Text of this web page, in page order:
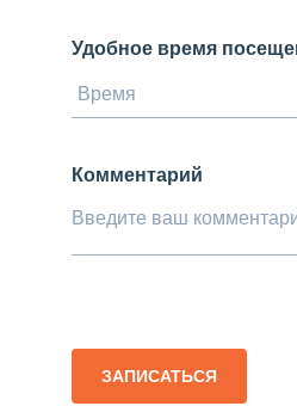
Удобное время
Комментарий
ЗАПИСАТЬСЯ